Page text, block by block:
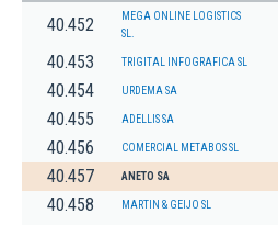
40.452
MEGA ONLINE LOGISTICS
SL.
40.453 TRIGITAL INFOGRAFICA SL
40.454 URDEMA SA
40.455 ADELLIS SA
40.456 COMERCIAL METABOS SL
40.457 ANETO SA
40.458 MARTIN & GEIJO SL